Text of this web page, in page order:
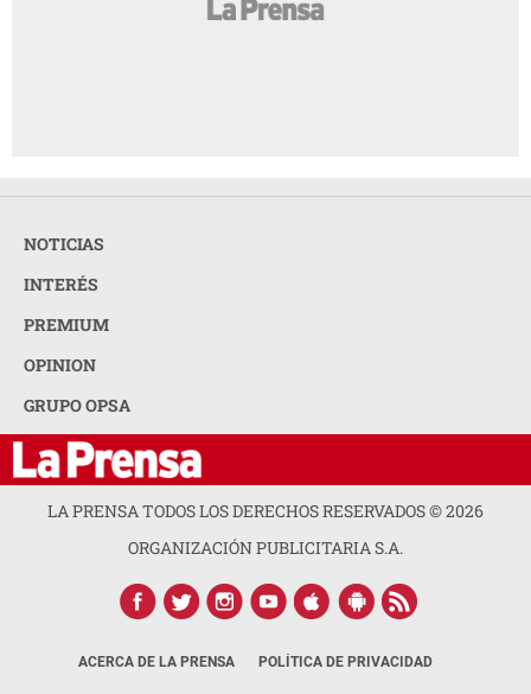
NOTICIAS
INTERÉS
PREMIUM
OPINION
GRUPO OPSA
LA PRENSA TODOS LOS DERECHOS RESERVADOS ©2026
ORGANIZACIÓN PUBLICITARIA S.A.
ACERCA DE LA PRENSA POLÍTICA DE PRIVACIDAD